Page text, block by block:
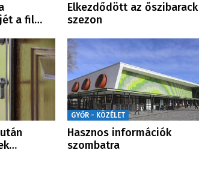
a fil…
Elkezdődött az őszibarack
szezon
GYŐR - KÖZÉLET
Hasznos információk
szombatra